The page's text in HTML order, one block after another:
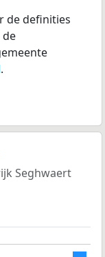
de definities
de
.
Seghwaert